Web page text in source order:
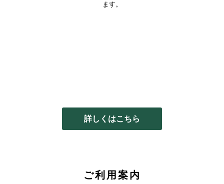
ます。
詳しくはこちら
ご利用案内